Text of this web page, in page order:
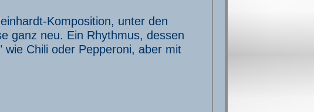
Komposition, unter den
ganz neu. Ein Rhythmus, dessen
Chili oder Pepperoni, aber mit